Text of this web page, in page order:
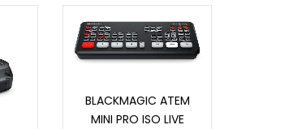
BLACKMAGIC ATEM
MINI PRO ISO LIVE